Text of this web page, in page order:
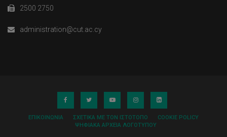
2500 2750
administration@cut.ac.cy
ΕΠΙΚΟΙΝΩΝΊΑ ΣΧΕΤΙΚΆ ΜΕ ΤΟΝ ΙΣΤΌΤΟΠΟ
COOKIE POLICY
ΨΗΦΙΑΚΆ ΑΡΧΕΊΑ ΛΟΓΌΤΥΠΟΥ